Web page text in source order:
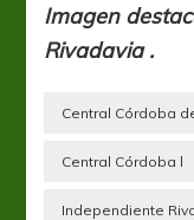
Imagen
Rivadavia .
Central Córdoba
Central Córdoba l
Independiente